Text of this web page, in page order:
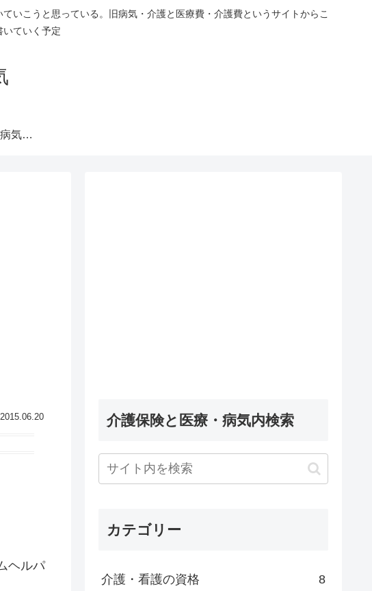
いこうと思っている。旧病気・介護と医療費・介護費というサイトからこ
いていく予定
介護保険と医療・病気のすべての記事を表示
2015.06.20
ヘルパ
介護保険と医療・病気内検索
カテゴリー
介護・看護の資格 8